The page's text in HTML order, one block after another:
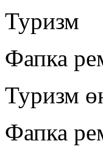
Туризм
Фапка
Туризм
Фапка